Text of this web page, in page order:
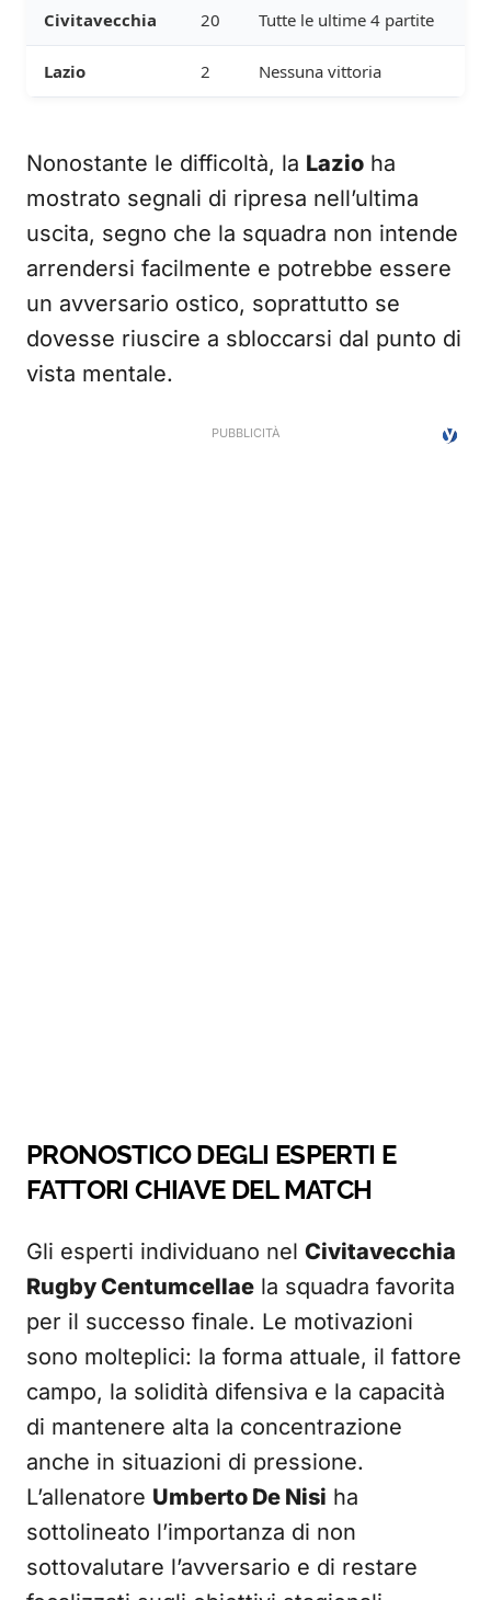
Civitavecchia
20 Tutte le ultime 4 partite
Lazio 2 Nessuna vittoria
Nonostante le difficoltà, la Lazio ha
mostrato segnali di ripresa nell’ultima
uscita, segno che la squadra non intende
arrendersi facilmente e potrebbe essere
un avversario ostico, soprattutto se
dovesse riuscire a sbloccarsi dal punto di
vista mentale.
PRONOSTICO DEGLI ESPERTI E
FATTORI CHIAVE DEL MATCH
Gli esperti individuano nel Civitavecchia
Rugby Centumcellae la squadra favorita
per il successo finale. Le motivazioni
sono molteplici: la forma attuale, il fattore
campo, la solidità difensiva e la capacità
di mantenere alta la concentrazione
anche in situazioni di pressione.
L’allenatore Umberto De Nisi ha
sottolineato l’importanza di non
sottovalutare l’avversario e di restare